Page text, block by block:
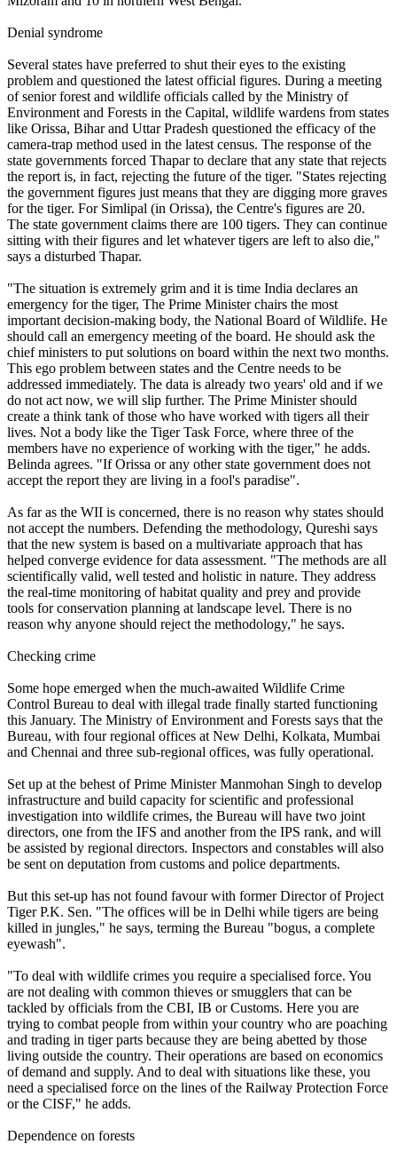
Denial syndrome
Several states have preferred to shut their eyes to the existing
problem and questioned the latest official figures. During a meeting
of senior forest and wildlife officials called by the Ministry of
Environment and Forests in the Capital, wildlife wardens from states
like Orissa, Bihar and Uttar Pradesh questioned the efficacy of the
camera-trap method used in the latest census. The response of the
state governments forced Thapar to declare that any state that rejects
the report is, in fact, rejecting the future of the tiger. "States rejecting
the government figures just means that they are digging more graves
for the tiger. For Simlipal (in Orissa), the Centre's figures are 20.
The state government claims there are 100 tigers. They can continue
sitting with their figures and let whatever tigers are left to also die,"
says a disturbed Thapar.
"The situation is extremely grim and it is time India declares an
emergency for the tiger, The Prime Minister chairs the most
important decision-making body, the National Board of Wildlife. He
should call an emergency meeting of the board. He should ask the
chief ministers to put solutions on board within the next two months.
This ego problem between states and the Centre needs to be
addressed immediately. The data is already two years' old and if we
do not act now, we will slip further. The Prime Minister should
create a think tank of those who have worked with tigers all their
lives. Not a body like the Tiger Task Force, where three of the
members have no experience of working with the tiger," he adds.
Belinda agrees. "If Orissa or any other state government does not
accept the report they are living in a fool's paradise".
As far as the WII is concerned, there is no reason why states should
not accept the numbers. Defending the methodology, Qureshi says
that the new system is based on a multivariate approach that has
helped converge evidence for data assessment. "The methods are all
scientifically valid, well tested and holistic in nature. They address
the real-time monitoring of habitat quality and prey and provide
tools for conservation planning at landscape level. There is no
reason why anyone should reject the methodology," he says.
Checking crime
Some hope emerged when the much-awaited Wildlife Crime
Control Bureau to deal with illegal trade finally started functioning
this January. The Ministry of Environment and Forests says that the
Bureau, with four regional offices at New Delhi, Kolkata, Mumbai
and Chennai and three sub-regional offices, was fully operational.
Set up at the behest of Prime Minister Manmohan Singh to develop
infrastructure and build capacity for scientific and professional
investigation into wildlife crimes, the Bureau will have two joint
directors, one from the IFS and another from the IPS rank, and will
be assisted by regional directors. Inspectors and constables will also
be sent on deputation from customs and police departments.
But this set-up has not found favour with former Director of Project
Tiger P.K. Sen. "The offices will be in Delhi while tigers are being
killed in jungles," he says, terming the Bureau "bogus, a complete
eyewash".
"To deal with wildlife crimes you require a specialised force. You
are not dealing with common thieves or smugglers that can be
tackled by officials from the CBI, IB or Customs. Here you are
trying to combat people from within your country who are poaching
and trading in tiger parts because they are being abetted by those
living outside the country. Their operations are based on economics
of demand and supply. And to deal with situations like these, you
need a specialised force on the lines of the Railway Protection Force
or the CISF," he adds.
Dependence on forests